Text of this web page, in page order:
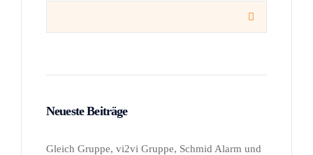

Neueste Beiträge
Gleich Gruppe, vi2vi Gruppe, Schmid Alarm und